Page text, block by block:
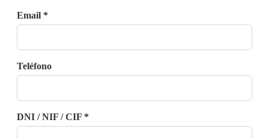
Email *
Teléfono
DNI / NIF / CIF *